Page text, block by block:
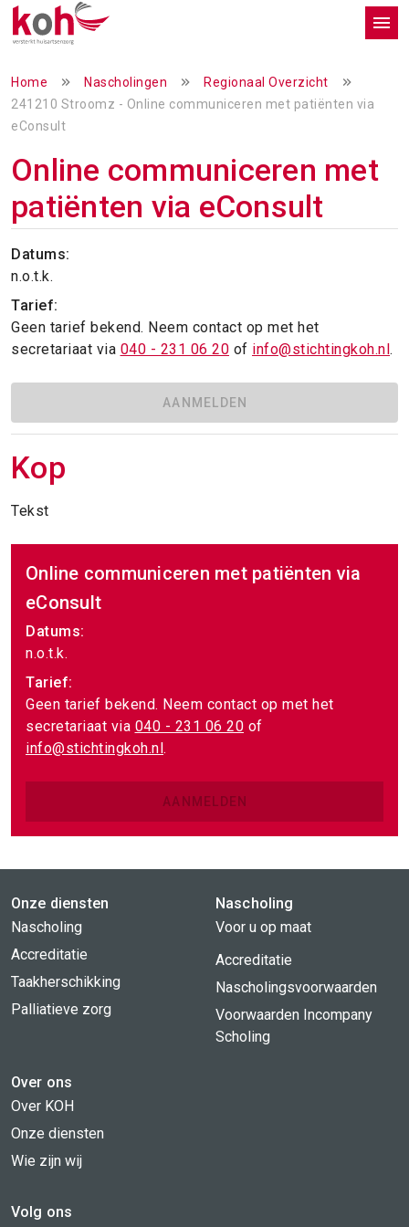
Home Nascholingen
Regionaal Overzicht
241210 Stroomz - Online communiceren met patiënten via
eConsult
Online communiceren met
patiënten via eConsult
Datums:
n.o.t.k.
Tarief:
Geen tarief bekend. Neem contact op met het
secretariaat via 040 - 231 06 20 of info@stichtingkoh.nl.
AANMELDEN
Kop
Tekst
Online communiceren met patiënten via
eConsult
Datums:
n.o.t.k.
Tarief:
Geen tarief bekend. Neem contact op met het
secretariaat via 040 - 231 06 20 of
info@stichtingkoh.nl.
AANMELDEN
Onze diensten
Nascholing
Accreditatie
Taakherschikking
Palliatieve zorg
Nascholing
Voor u op maat
Accreditatie
Nascholingsvoorwaarden
Voorwaarden Incompany
Scholing
Over ons
Over KOH
Onze diensten
Wie zijn wij
Volg ons